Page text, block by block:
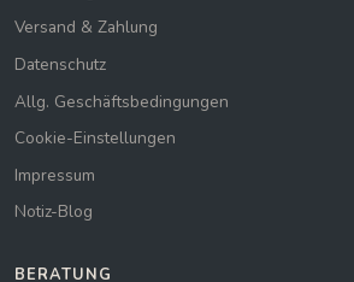
Versand & Zahlung
Datenschutz
Allg. Geschäftsbedingungen
Cookie-Einstellungen
Impressum
Notiz-Blog
BERATUNG